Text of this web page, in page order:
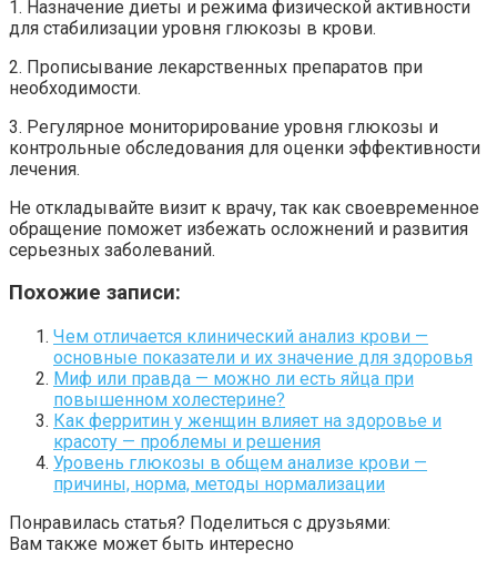
1. Назначение диеты и режима физической активности
для стабилизации уровня глюкозы в крови.
2. Прописывание лекарственных препаратов при
необходимости.
3. Регулярное мониторирование уровня глюкозы и
контрольные обследования для оценки эффективности
лечения.
Не откладывайте визит к врачу, так как своевременное
обращение поможет избежать осложнений и развития
серьезных заболеваний.
Похожие записи:
Чем отличается клинический анализ крови —
основные показатели и их значение для здоровья
Миф или правда — можно ли есть яйца при
повышенном холестерине?
Как ферритин у женщин влияет на здоровье и
красоту — проблемы и решения
Уровень глюкозы в общем анализе крови —
причины, норма, методы нормализации
Понравилась статья? Поделиться с друзьями:
Вам также может быть интересно